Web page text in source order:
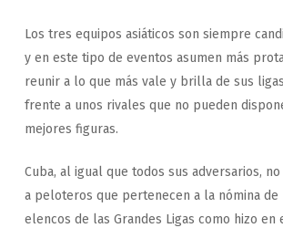
Los tres equipos asiáticos son siempre
y en este tipo de eventos asumen más
reunir a lo que más vale y brilla de sus
frente a unos rivales que no pueden
mejores figuras.
Cuba, al igual que todos sus adversarios,
a peloteros que pertenecen a la nómina de
elencos de las Grandes Ligas como hizo en